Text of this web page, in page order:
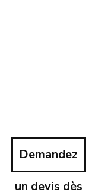
Demandez
un devis dès